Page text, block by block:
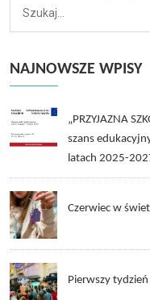
NAJNOWSZE WPISY
„PRZYJAZNA
szans
latach 2025-
Czerwiec w
Pierwszy